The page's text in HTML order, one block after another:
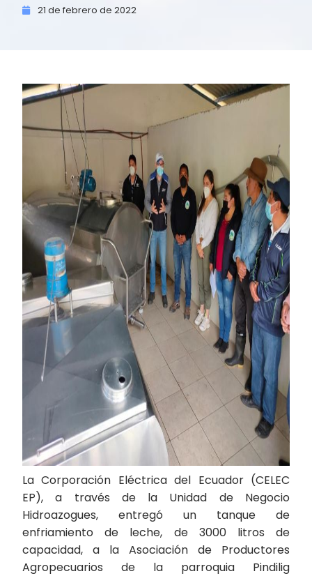
21 de febrero de 2022
La Corporación Eléctrica del Ecuador (CELEC
EP), a través de la Unidad de Negocio
Hidroazogues, entregó un tanque de
enfriamiento de leche, de 3000 litros de
capacidad, a la Asociación de Productores
Agropecuarios de la parroquia Pindilig